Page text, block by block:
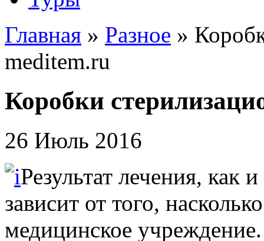
Главная » Разное »
meditem.ru
Коробки
26 Июль 2016
Результат лечения, как
зависит от того,
медицинское